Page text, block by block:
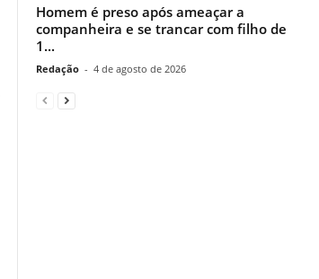
Homem é preso após ameaçar a
companheira e se trancar com filho de
1...
Redação - 4 de agosto de 2026